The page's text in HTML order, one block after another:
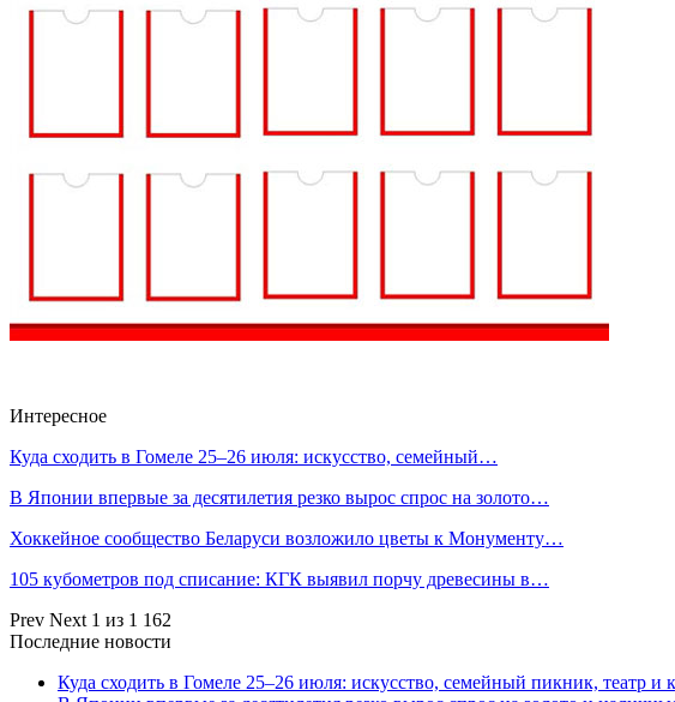
Интересное
Куда сходить в Гомеле 25–26 июля: искусство, семейный…
В Японии впервые за десятилетия резко вырос спрос на золото…
Хоккейное сообщество Беларуси возложило цветы к Монументу…
105 кубометров под списание: КГК выявил порчу древесины в…
Prev Next 1 из 1 162
Последние новости
Куда сходить в Гомеле 25–26 июля: искусство, семейный пикник, театр и